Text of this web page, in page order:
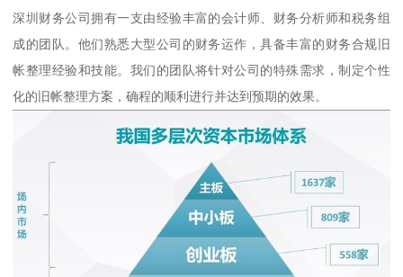
深圳财务公司拥有一支由经验丰富的会计师、财务分析师和税务组
成的团队。他们熟悉大型公司的财务运作，具备丰富的财务合规旧
帐整理经验和技能。我们的团队将针对公司的特殊需求，制定个性
化的旧帐整理方案，确程的顺利进行并达到预期的效果。